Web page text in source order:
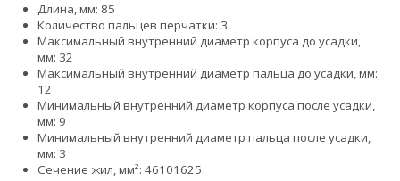
Длина, мм: 85
Количество пальцев перчатки: 3
Максимальный внутренний диаметр корпуса до усадки,
мм: 32
Максимальный внутренний диаметр пальца до усадки, мм:
12
Минимальный внутренний диаметр корпуса после усадки,
мм: 9
Минимальный внутренний диаметр пальца после усадки,
мм: 3
Сечение жил, мм²: 46101625